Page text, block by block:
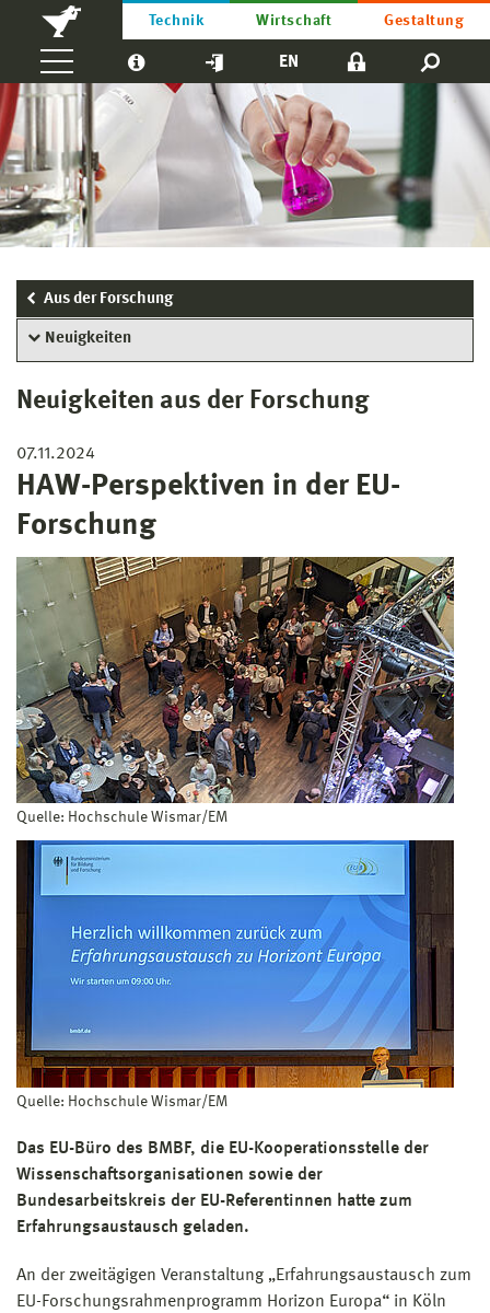
Technik Wirtschaft Gestaltung
EN
Aus der Forschung
Neuigkeiten
Neuigkeiten aus der Forschung
07.11.2024
HAW-Perspektiven in der EU-
Forschung
Quelle: Hochschule Wismar/EM
Quelle: Hochschule Wismar/EM
Das EU-Büro des BMBF, die EU-Kooperationsstelle der
Wissenschaftsorganisationen sowie der
Bundesarbeitskreis der EU-Referentinnen hatte zum
Erfahrungsaustausch geladen.
An der zweitägigen Veranstaltung „Erfahrungsaustausch zum
EU-Forschungsrahmenprogramm Horizon Europa“ in Köln